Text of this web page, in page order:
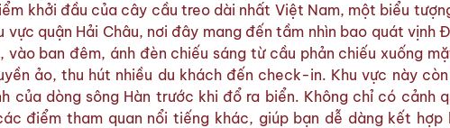
khởi đầu của cây cầu treo dài nhất Việt Nam, một biểu
quận Hải Châu, nơi đây mang đến tầm nhìn bao quát vịnh
ban đêm, ánh đèn chiếu sáng từ cầu phản chiếu xuống
ảo, thu hút nhiều du khách đến check-in. Khu vực này
của dòng sông Hàn trước khi đổ ra biển. Không chỉ có cảnh
điểm tham quan nổi tiếng khác, giúp bạn dễ dàng kết hợp